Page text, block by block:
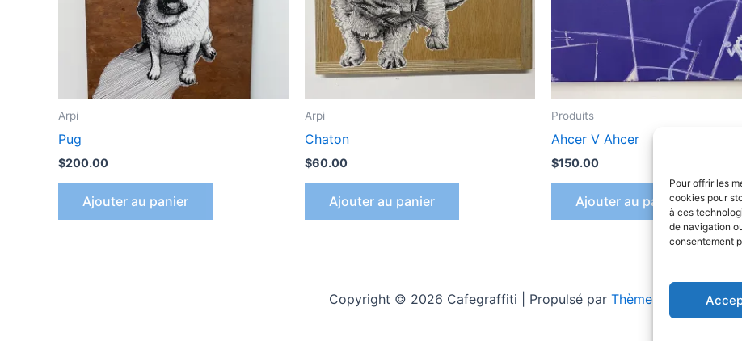
Pour offrir les
cookies pour
à ces
de navigation
consentement
Arpi
Pug
$200.00
Ajouter au panier
Arpi
Chaton
$60.00
Ajouter au panier
Produits
Ahcer V Ahcer
$150.00
Ajouter au panier
Copyright © 2026 Cafegraffiti | Propulsé par Thème WordPress